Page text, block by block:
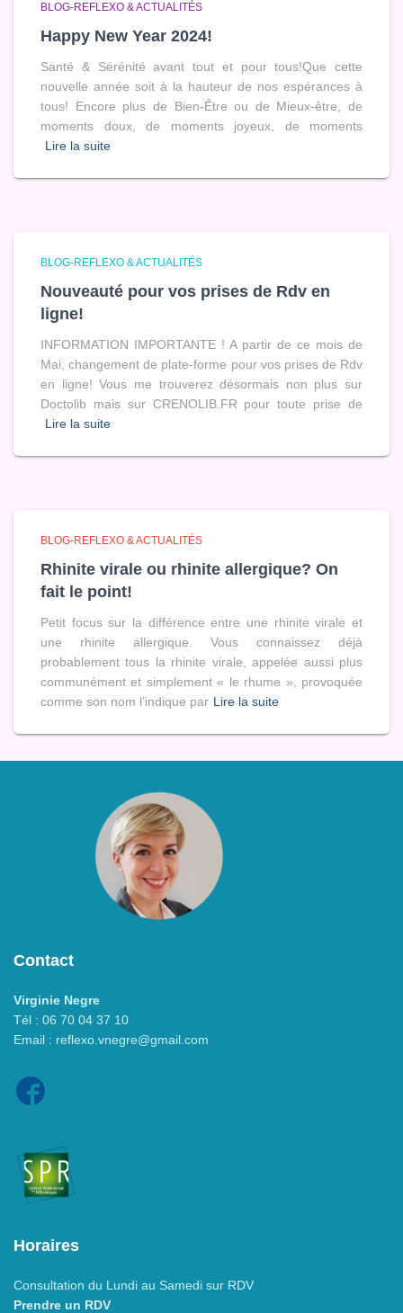
BLOG-REFLEXO & ACTUALITÉS
Happy New Year 2024!
Santé & Sérénité avant tout et pour tous!Que cette
nouvelle année soit à la hauteur de nos espérances à
tous! Encore plus de Bien-Être ou de Mieux-être, de
moments doux, de moments joyeux, de moments
Lire la suite
BLOG-REFLEXO & ACTUALITÉS
Nouveauté pour vos prises de Rdv en
ligne!
INFORMATION IMPORTANTE ! A partir de ce mois de
Mai, changement de plate-forme pour vos prises de Rdv
en ligne! Vous me trouverez désormais non plus sur
Doctolib mais sur CRENOLIB.FR pour toute prise de
Lire la suite
BLOG-REFLEXO & ACTUALITÉS
Rhinite virale ou rhinite allergique? On
fait le point!
Petit focus sur la différence entre une rhinite virale et
une rhinite allergique. Vous connaissez déjà
probablement tous la rhinite virale, appelée aussi plus
communément et simplement « le rhume », provoquée
comme son nom l’indique par Lire la suite
Contact
Virginie Negre
Tél : 06 70 04 37 10
Email : reflexo.vnegre@gmail.com
Horaires
Consultation du Lundi au Samedi sur RDV
Prendre un RDV